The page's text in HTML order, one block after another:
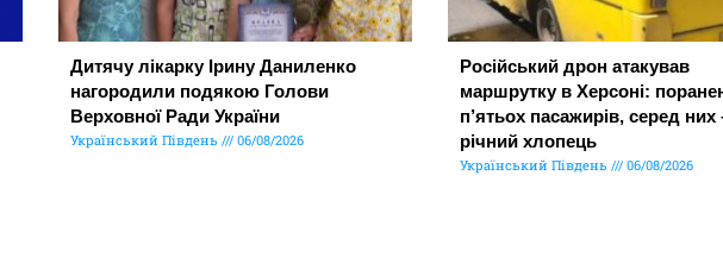
Дитячу лікарку Ірину Даниленко
нагородили подякою Голови
Верховної Ради України
Український Південь 06/08/2026
Російський дрон атакував
маршрутку в Херсоні:
п’ятьох пасажирів, серед них
річний хлопець
Український Південь 06/08/2026